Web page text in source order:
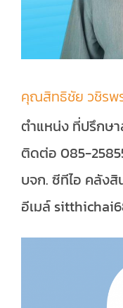
คุณสิทธิชัย วชิรพ
ตำแหน่ง ที่ปรึกษ
ติดต่อ 085-
บจก. ซีทีไอ คลังสิ
อีเมล์